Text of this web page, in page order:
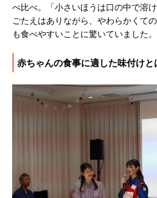
べ比べ。「小さいほうは口の中で溶
ごたえはありながら、やわらかくて
も食べやすいことに驚いていました。
赤ちゃんの食事に適した味付けと